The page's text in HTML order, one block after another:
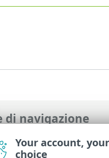
di navigazione
online ESET>ESET
>Configurazione
Your account,
choice